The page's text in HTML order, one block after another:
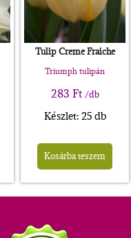
Tulip Creme Fraiche
Triumph tulipán
283 Ft /db
Készlet: 25 db
Kosárba teszem